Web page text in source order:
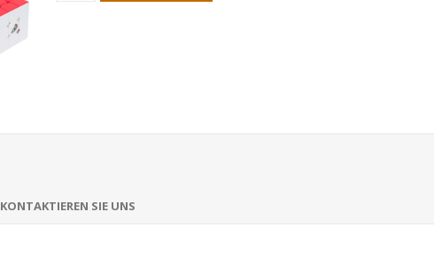
KONTAKTIEREN SIE UNS